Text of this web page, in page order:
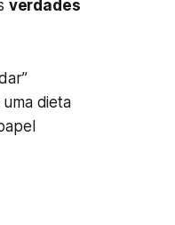
verdades
dieta